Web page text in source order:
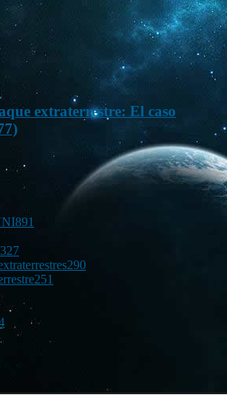
extraterrestre: El caso
891
327
290
251